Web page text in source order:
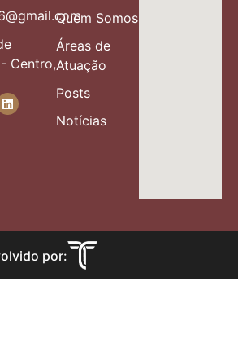
Centro,
Quem Somos
Áreas de
Atuação
Posts
Notícias
por: